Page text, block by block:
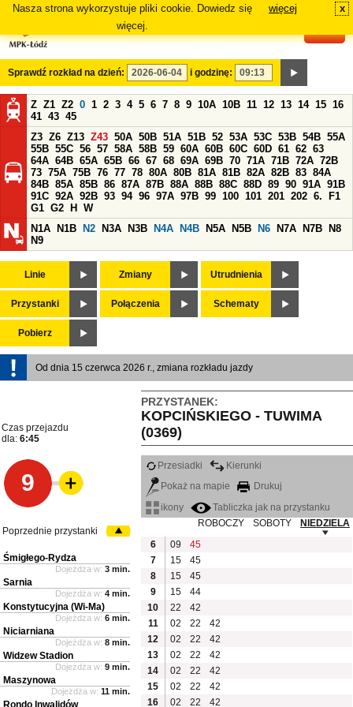
Nasza strona wykorzystuje pliki cookie. Dowiedz się
więcej.
więcej x
Sprawdź rozkład na dzień: i godzinę:
Z Z1 Z2 0 1 2 3 4 5 6 7 8 9 10A 10B 11 12 13 14 15 16
41 43 45
Z3 Z6 Z13 Z43 50A 50B 51A 51B 52 53A 53C 53B 54B 55A
55B 55C 56 57 58A 58B 59 60A 60B 60C 60D 61 62 63
64A 64B 65A 65B 66 67 68 69A 69B 70 71A 71B 72A 72B
73 75A 75B 76 77 78 80A 80B 81A 81B 82A 82B 83 84A
84B 85A 85B 86 87A 87B 88A 88B 88C 88D 89 90 91A 91B
91C 92A 92B 93 94 96 97A 97B 99 100 101 201 202 6.
F1
G1 G2 H
W
N1A
N1B N2 N3A N3B N4A N4B N5A N5B N6 N7A N7B
N8
N9
Linie Zmiany Utrudnienia
Przystanki Połączenia Schematy
Pobierz
Od dnia 15 czerwca 2026 r., zmiana rozkładu jazdy
PRZYSTANEK:
KOPCIŃSKIEGO - TUWIMA
(0369)
Czas przejazdu
dla: 6:45
9
Przesiadki
Kierunki
Pokaż na mapie
Drukuj
ikony
Tabliczka jak na przystanku
ROBOCZY
SOBOTY
NIEDZIELA
6
09
45
7
15
45
8
15
45
9
15
44
10
22
42
11
02 22
42
12
02 22
42
13
02 22
42
14
02 22
42
15
02 22
42
16
02 22 42
Poprzednie przystanki
Śmigłego-Rydza
Dojeżdża w: 3 min.
Sarnia
Dojeżdża w: 4 min.
Konstytucyjna (Wi-Ma)
Dojeżdża w: 6 min.
Niciarniana
Dojeżdża w: 8 min.
Widzew Stadion
Dojeżdża w: 9 min.
Maszynowa
Dojeżdża w: 11 min.
Rondo Inwalidów